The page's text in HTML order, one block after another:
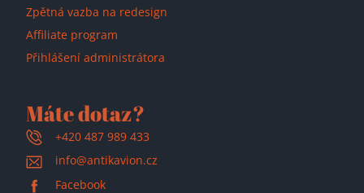
Zpětná vazba na redesign
Affiliate program
Přihlášení administrátora
Máte dotaz?
+420 487 989 433
info@antikavion.cz
Facebook